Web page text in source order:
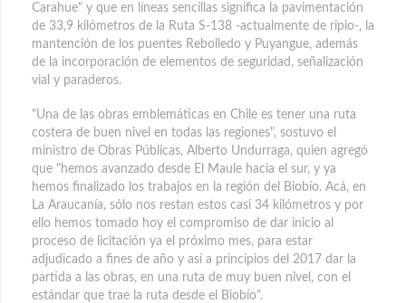
Carahue" y que en líneas sencillas significa la pavimentación
de 33,9 kilómetros de la Ruta S-138 -actualmente de ripio-, la
mantención de los puentes Rebolledo y Puyangue, además
de la incorporación de elementos de seguridad, señalización
vial y paraderos.
"Una de las obras emblemáticas en Chile es tener una ruta
costera de buen nivel en todas las regiones", sostuvo el
ministro de Obras Públicas, Alberto Undurraga, quien agregó
que "hemos avanzado desde El Maule hacia el sur, y ya
hemos finalizado los trabajos en la región del Biobío. Acá, en
La Araucanía, sólo nos restan estos casi 34 kilómetros y por
ello hemos tomado hoy el compromiso de dar inicio al
proceso de licitación ya el próximo mes, para estar
adjudicado a fines de año y así a principios del 2017 dar la
partida a las obras, en una ruta de muy buen nivel, con el
estándar que trae la ruta desde el Biobío".